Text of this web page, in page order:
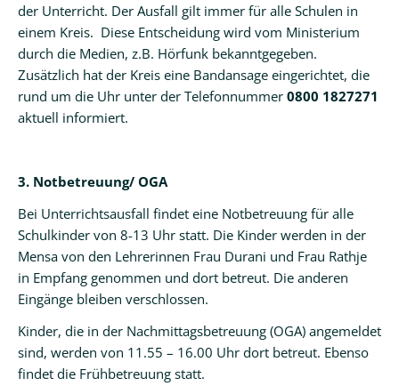
der Unterricht. Der Ausfall gilt immer für alle Schulen in
einem Kreis. Diese Entscheidung wird vom Ministerium
durch die Medien, z.B. Hörfunk bekanntgegeben.
Zusätzlich hat der Kreis eine Bandansage eingerichtet, die
rund um die Uhr unter der Telefonnummer 0800 1827271
aktuell informiert.
3. Notbetreuung/ OGA
Bei Unterrichtsausfall findet eine Notbetreuung für alle
Schulkinder von 8-13 Uhr statt. Die Kinder werden in der
Mensa von den Lehrerinnen Frau Durani und Frau Rathje
in Empfang genommen und dort betreut. Die anderen
Eingänge bleiben verschlossen.
Kinder, die in der Nachmittagsbetreuung (OGA) angemeldet
sind, werden von 11.55 – 16.00 Uhr dort betreut. Ebenso
findet die Frühbetreuung statt.